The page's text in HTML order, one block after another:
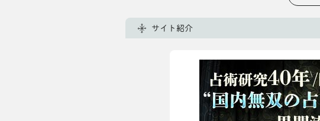
サイト紹介